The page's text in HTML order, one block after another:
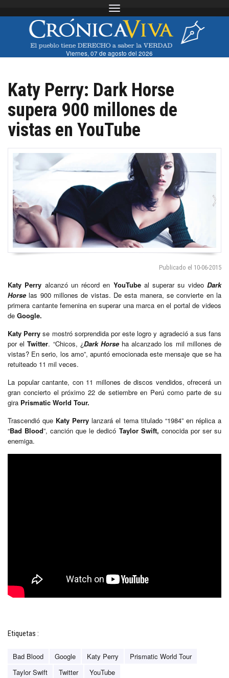
Toggle navigation
Viernes, 07 de agosto del 2026
Katy Perry: Dark Horse
supera 900 millones de
vistas en YouTube
Publicado el 10-06-2015
Katy Perry alcanzó un récord en YouTubeal superar su videoDark
Horselas 900 millones de vistas. De esta manera, se convierte en la
primera cantante femenina en superar una marca en el portal de videos
de Google.
Katy Perry se mostró sorprendida por este logro y agradeció a sus fans
por elTwitter. “Chicos, ¿Dark Horseha alcanzado los mil millones de
vistas? En serio, los amo”, apuntó emocionada este mensaje que se ha
retuiteado 11 mil veces.
La popular cantante, con 11 millones de discos vendidos, ofrecerá un
gran concierto el próximo 22 de setiembre en Perú como parte de su
gira Prismatic World Tour.
Trascendió que Katy Perry lanzará el tema titulado “1984” en réplica a
“Bad Blood”, canción que le dedicó Taylor Swift, conocida por ser su
enemiga.
Etiquetas :
Bad Blood Google Katy Perry
Prismatic World Tour
Taylor Swift
Twitter YouTube